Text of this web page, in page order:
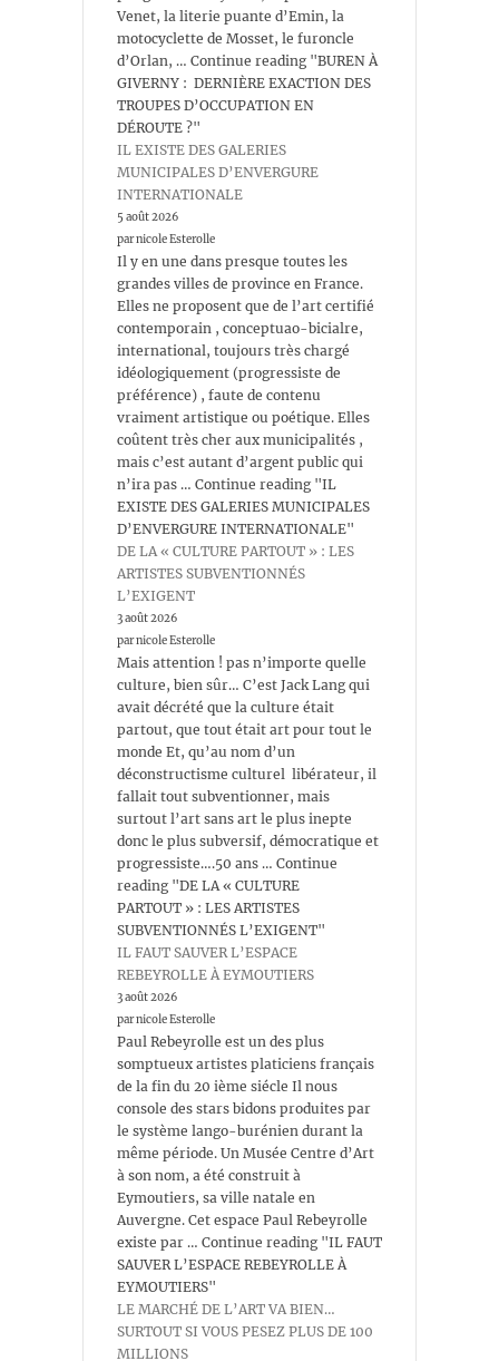
Venet, la literie puante d’Emin, la
motocyclette de Mosset, le furoncle
d’Orlan, … Continue reading "BUREN À
GIVERNY : DERNIÈRE EXACTION DES
TROUPES D’OCCUPATION EN
DÉROUTE ?"
IL EXISTE DES GALERIES
MUNICIPALES D’ENVERGURE
INTERNATIONALE
5 août 2026
par nicole Esterolle
Il y en une dans presque toutes les
grandes villes de province en France.
Elles ne proposent que de l’art certifié
contemporain , conceptuao-bicialre,
international, toujours très chargé
idéologiquement (progressiste de
préférence) , faute de contenu
vraiment artistique ou poétique. Elles
coûtent très cher aux municipalités ,
mais c’est autant d’argent public qui
n’ira pas … Continue reading "IL
EXISTE DES GALERIES MUNICIPALES
D’ENVERGURE INTERNATIONALE"
DE LA « CULTURE PARTOUT » : LES
ARTISTES SUBVENTIONNÉS
L’EXIGENT
3 août 2026
par nicole Esterolle
Mais attention ! pas n’importe quelle
culture, bien sûr… C’est Jack Lang qui
avait décrété que la culture était
partout, que tout était art pour tout le
monde Et, qu’au nom d’un
déconstructisme culturel libérateur, il
fallait tout subventionner, mais
surtout l’art sans art le plus inepte
donc le plus subversif, démocratique et
progressiste….50 ans … Continue
reading "DE LA « CULTURE
PARTOUT » : LES ARTISTES
SUBVENTIONNÉS L’EXIGENT"
IL FAUT SAUVER L’ESPACE
REBEYROLLE À EYMOUTIERS
3 août 2026
par nicole Esterolle
Paul Rebeyrolle est un des plus
somptueux artistes platiciens français
de la fin du 20 ième siécle Il nous
console des stars bidons produites par
le système lango-burénien durant la
même période. Un Musée Centre d’Art
à son nom, a été construit à
Eymoutiers, sa ville natale en
Auvergne. Cet espace Paul Rebeyrolle
existe par … Continue reading "IL FAUT
SAUVER L’ESPACE REBEYROLLE À
EYMOUTIERS"
LE MARCHÉ DE L’ART VA BIEN…
SURTOUT SI VOUS PESEZ PLUS DE 100
MILLIONS